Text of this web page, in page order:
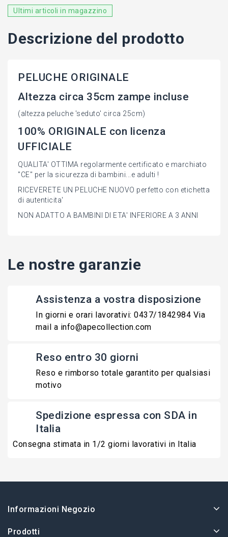
Ultimi articoli in magazzino
Descrizione del prodotto
PELUCHE ORIGINALE
Altezza circa 35cm zampe incluse
(altezza peluche 'seduto' circa 25cm)
100% ORIGINALE con licenza
UFFICIALE
QUALITA' OTTIMA regolarmente certificato e marchiato
"CE" per la sicurezza di bambini...e adulti !
RICEVERETE UN PELUCHE NUOVO perfetto con etichetta
di autenticita'
NON ADATTO A BAMBINI DI ETA' INFERIORE A 3 ANNI
Le nostre garanzie
Assistenza a vostra disposizione
In giorni e orari lavorativi: 0437/1842984 Via
mail a info@apecollection.com
Reso entro 30 giorni
Reso e rimborso totale garantito per qualsiasi
motivo
Spedizione espressa con SDA in
Italia
Consegna stimata in 1/2 giorni lavorativi in Italia
Informazioni Negozio
Prodotti